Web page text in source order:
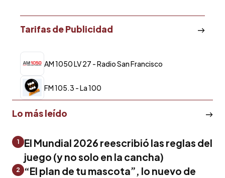
Tarifas de Publicidad
AM 1050 LV 27 - Radio San Francisco
FM 105.3 - La 100
Lo más leído
1
El Mundial 2026 reescribió las reglas del
juego (y no solo en la cancha)
2
“El plan de tu mascota”, lo nuevo de